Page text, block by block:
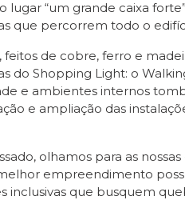
“um grande caixa
que percorrem todo o
de cobre, ferro e
do Shopping Light: o
e ambientes internos
e ampliação das
olhamos para as
empreendimento
que busquem